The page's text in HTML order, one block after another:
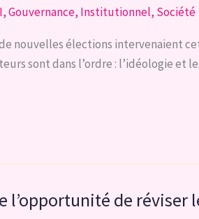
,Gouvernance, Institutionnel, Société
nouvelles élections intervenaient
sont dans l’ordre : l’idéologie et
l’opportunité de réviser